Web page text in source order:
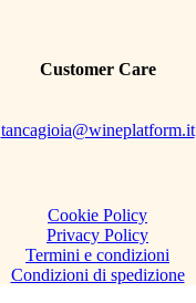
Customer Care
tancagioia@wineplatform.it
Cookie Policy
Privacy Policy
Termini e condizioni
Condizioni di spedizione